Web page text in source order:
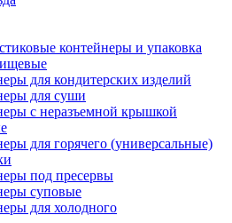
контейнеры и упаковка
для кондитерских изделий
для суши
с неразъемной крышкой
для горячего (универсальные)
под пресервы
суповые
для холодного